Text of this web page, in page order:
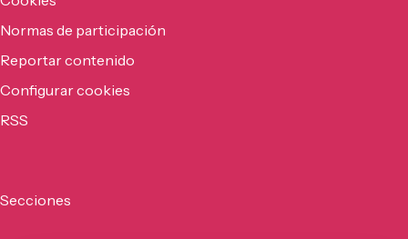
Normas de participación
Reportar contenido
Configurar cookies
RSS
Secciones